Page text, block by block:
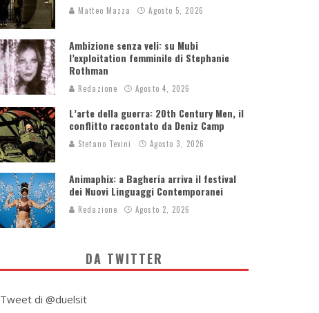
Matteo Mazza Agosto 5, 2026
Ambizione senza veli: su Mubi
l’exploitation femminile di Stephanie
Rothman
Redazione Agosto 4, 2026
L’arte della guerra: 20th Century Men, il
conflitto raccontato da Deniz Camp
Stefano Tevini Agosto 3, 2026
Animaphix: a Bagheria arriva il festival
dei Nuovi Linguaggi Contemporanei
Redazione Agosto 2, 2026
DA TWITTER
Tweet di @duelsit